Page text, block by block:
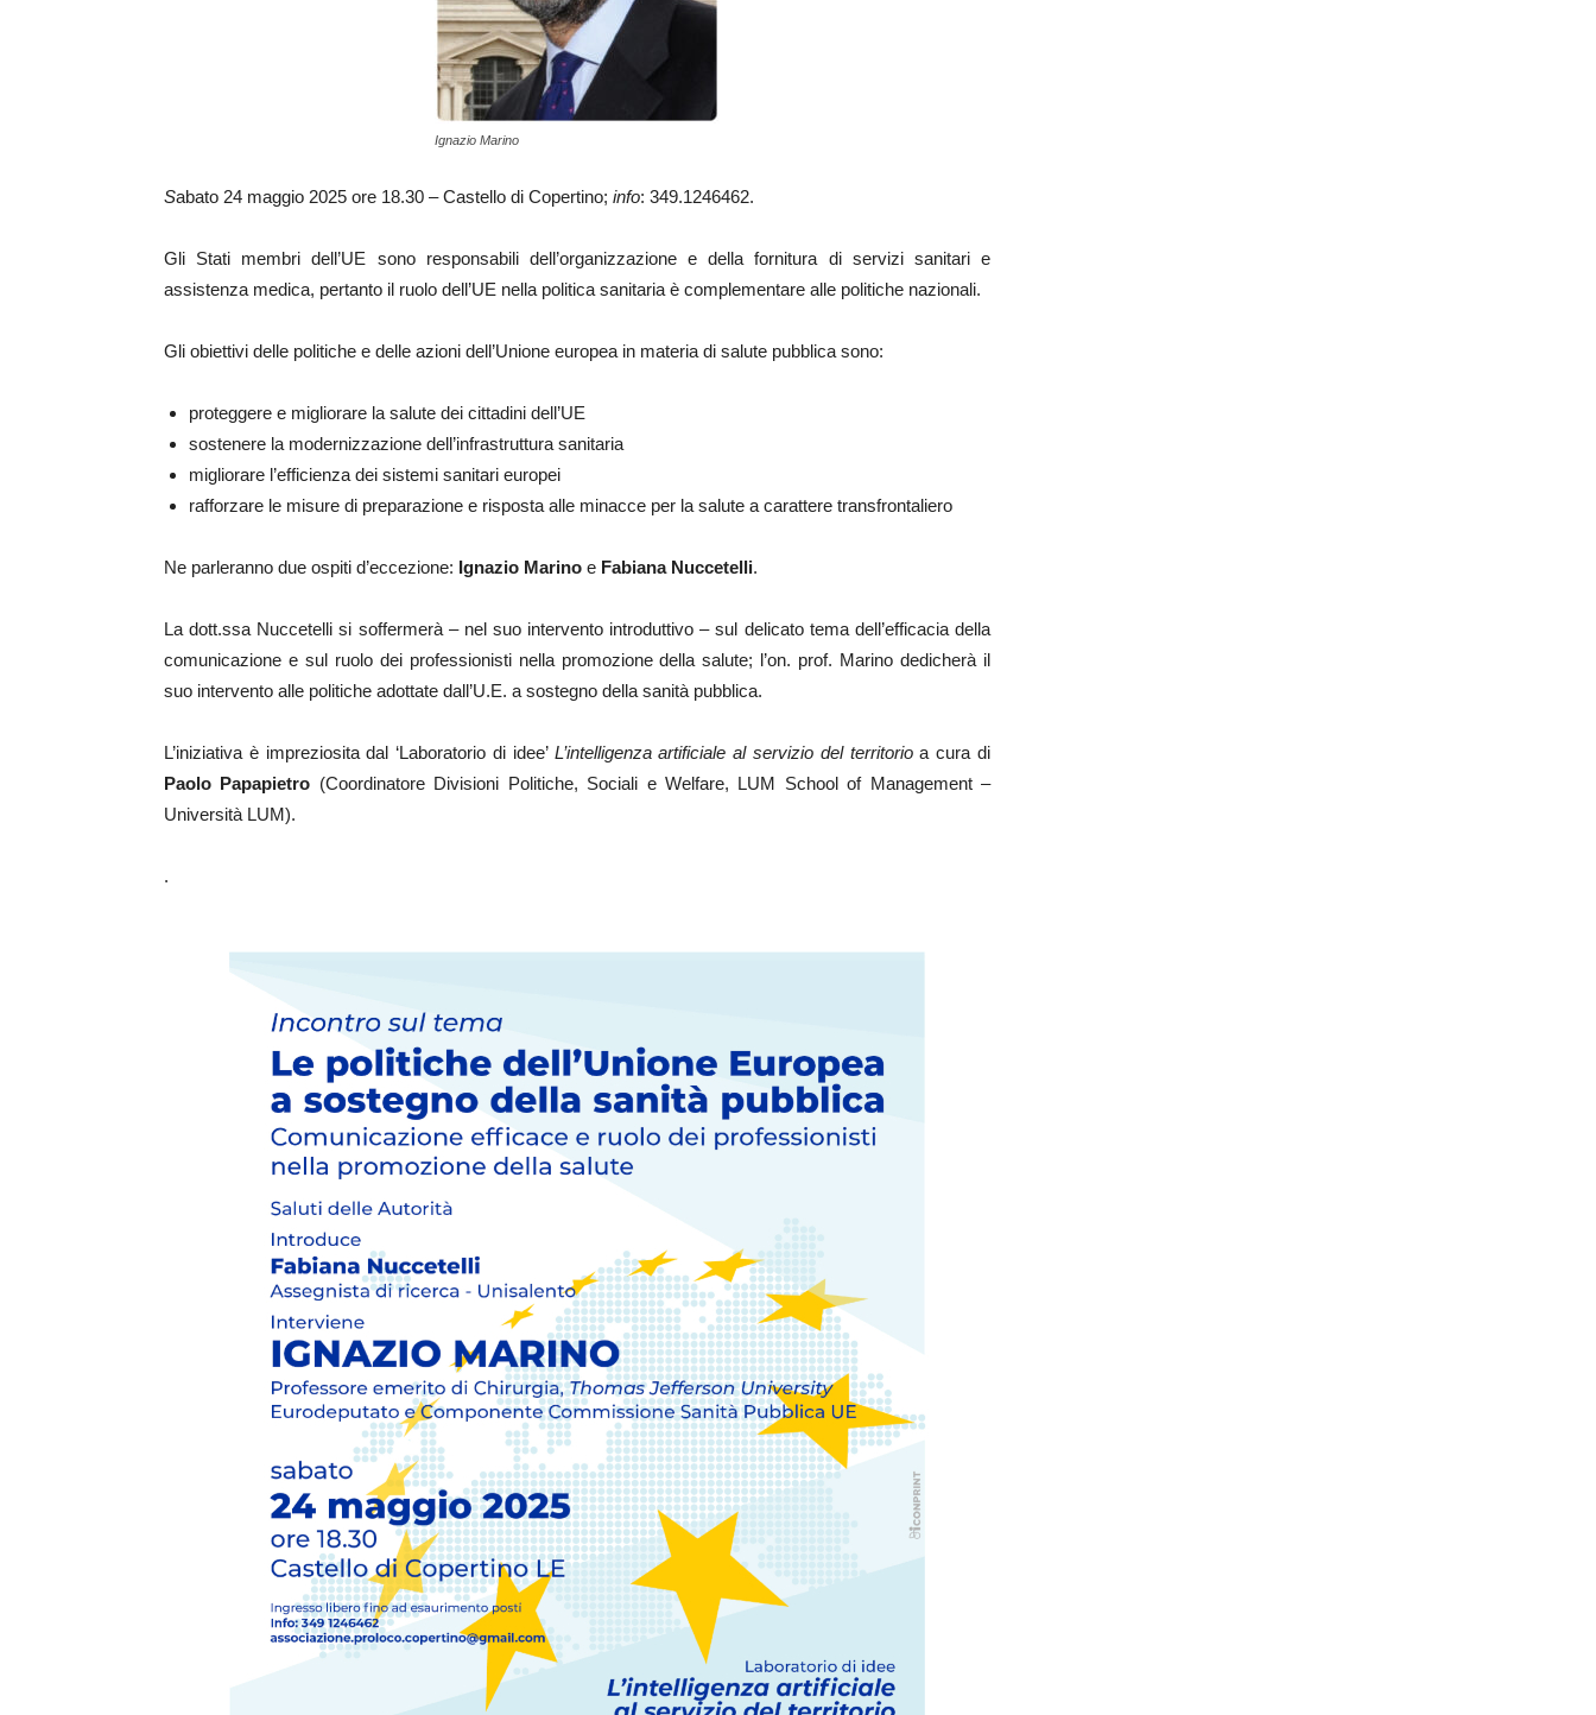
Ignazio Marino
Sabato 24 maggio 2025 ore 18.30 – Castello di Copertino; info: 349.1246462.
Gli Stati membri dell’UE sono responsabili dell’organizzazione e della fornitura di servizi sanitari e
assistenza medica, pertanto il ruolo dell’UE nella politica sanitaria è complementare alle politiche nazionali.
Gli obiettivi delle politiche e delle azioni dell’Unione europea in materia di salute pubblica sono:
proteggere e migliorare la salute dei cittadini dell’UE
sostenere la modernizzazione dell’infrastruttura sanitaria
migliorare l’efficienza dei sistemi sanitari europei
rafforzare le misure di preparazione e risposta alle minacce per la salute a carattere transfrontaliero
Ne parleranno due ospiti d’eccezione: Ignazio Marino e Fabiana Nuccetelli.
La dott.ssa Nuccetelli si soffermerà – nel suo intervento introduttivo – sul delicato tema dell’efficacia della
comunicazione e sul ruolo dei professionisti nella promozione della salute; l’on. prof. Marino dedicherà il
suo intervento alle politiche adottate dall’U.E. a sostegno della sanità pubblica.
L’iniziativa è impreziosita dal ‘Laboratorio di idee’ L’intelligenza artificiale al servizio del territorioa cura di
Paolo Papapietro (Coordinatore Divisioni Politiche, Sociali e Welfare, LUM School of Management –
Università LUM).
.